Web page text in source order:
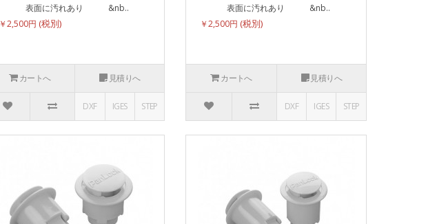
表面に汚れあり &nb..
￥2,500円
カートへ 見積りへ
DXF IGES STEP
表面に汚れあり &nb..
￥2,500円
カートへ 見積りへ
DXF IGES STEP